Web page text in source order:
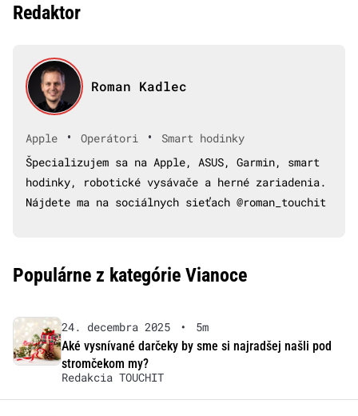
Redaktor
Roman Kadlec
Apple • Operátori •
Smart hodinky
Špecializujem sa na Apple, ASUS, Garmin, smart
hodinky, robotické vysávače a herné zariadenia.
Nájdete ma na sociálnych sieťach @roman_touchit
Populárne z kategórie Vianoce
24. decembra 2025 •
5m
Aké vysnívané darčeky by sme si najradšej našli pod
stromčekom my?
Redakcia TOUCHIT